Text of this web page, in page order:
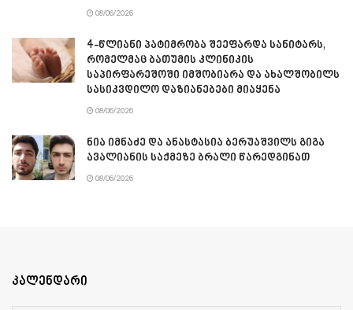
08/06/2026
4-წლიანი პატიმრობა შეეფარდა სანიტარს,
რომელმაც ბათუმის კლინიკის
საპირფარეშოში იმშობიარა და ახალშობილს
სასიკვდილო დაზიანებები მიაყენა
08/06/2026
ნია იმნაძე და ანასტასია ბერუაშვილს გიგა
ავალიანის საქმეზე ბრალი წარედგინათ
08/06/2026
კალენდარი